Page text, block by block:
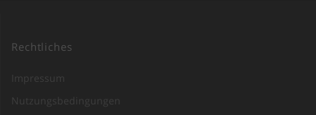
Rechtliches
Impressum
Nutzungsbedingungen